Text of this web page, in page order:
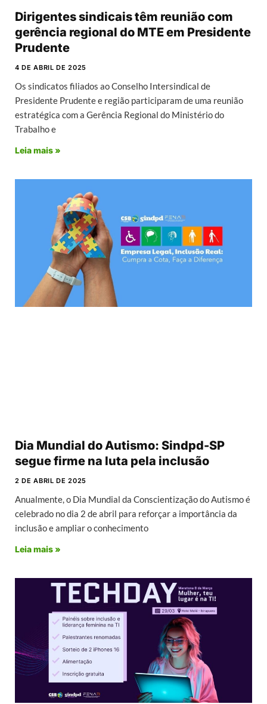
Dirigentes sindicais têm reunião com
gerência regional do MTE em Presidente
Prudente
4 DE ABRIL DE 2025
Os sindicatos filiados ao Conselho Intersindical de
Presidente Prudente e região participaram de uma reunião
estratégica com a Gerência Regional do Ministério do
Trabalho e
Leia mais »
Dia Mundial do Autismo: Sindpd-SP
segue firme na luta pela inclusão
2 DE ABRIL DE 2025
Anualmente, o Dia Mundial da Conscientização do Autismo é
celebrado no dia 2 de abril para reforçar a importância da
inclusão e ampliar o conhecimento
Leia mais »